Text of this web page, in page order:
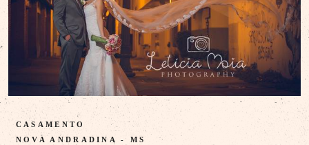
CASAMENTO
NOVA ANDRADINA - MS